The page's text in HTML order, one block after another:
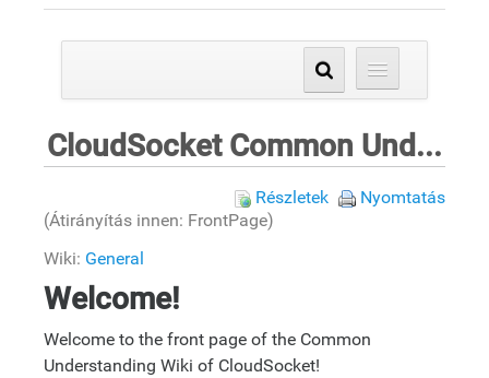
CloudSocket Common Understanding Wiki
Részletek
Nyomtatás
(Átirányítás innen: FrontPage)
Wiki: General
Welcome!
Welcome to the front page of the Common
Understanding Wiki of CloudSocket!